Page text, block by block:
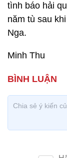
tình báo hải
năm tù sau
Nga.
Minh Thu